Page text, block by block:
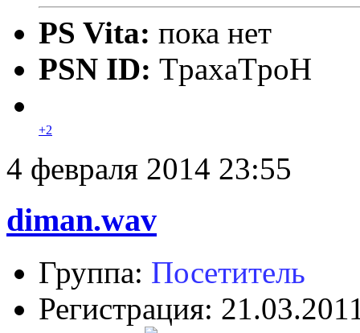
PS Vita: пока нет
PSN ID: TpaxaTpoH
+2
4 февраля 2014 23:55
diman.wav
Группа: Посетитель
Регистрация: